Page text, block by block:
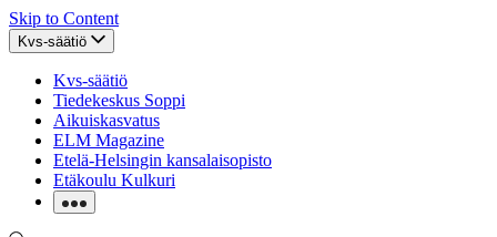
Skip to Content
Kvs-säätiö
Kvs-säätiö
Tiedekeskus Soppi
Aikuiskasvatus
ELM Magazine
Etelä-Helsingin kansalaisopisto
Etäkoulu Kulkuri